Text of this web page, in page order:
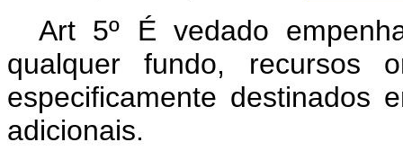
Art 5º É vedado
qualquer fundo, recursos
especificamente destinados
adicionais.